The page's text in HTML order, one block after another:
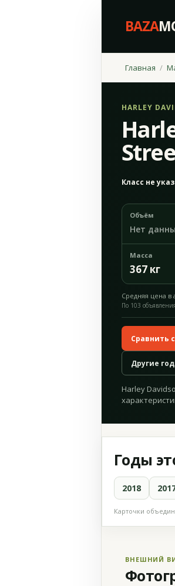
BAZA
Главная
HARLEY
Класс не
Объём
Нет
Масса
367 кг
Средняя цена в
По 103
Сравнить
Другие
Harley
Годы
2018
Карточки
ВНЕШНИЙ